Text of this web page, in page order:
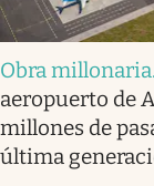
Obra millonaria.
aeropuerto de
millones de
última